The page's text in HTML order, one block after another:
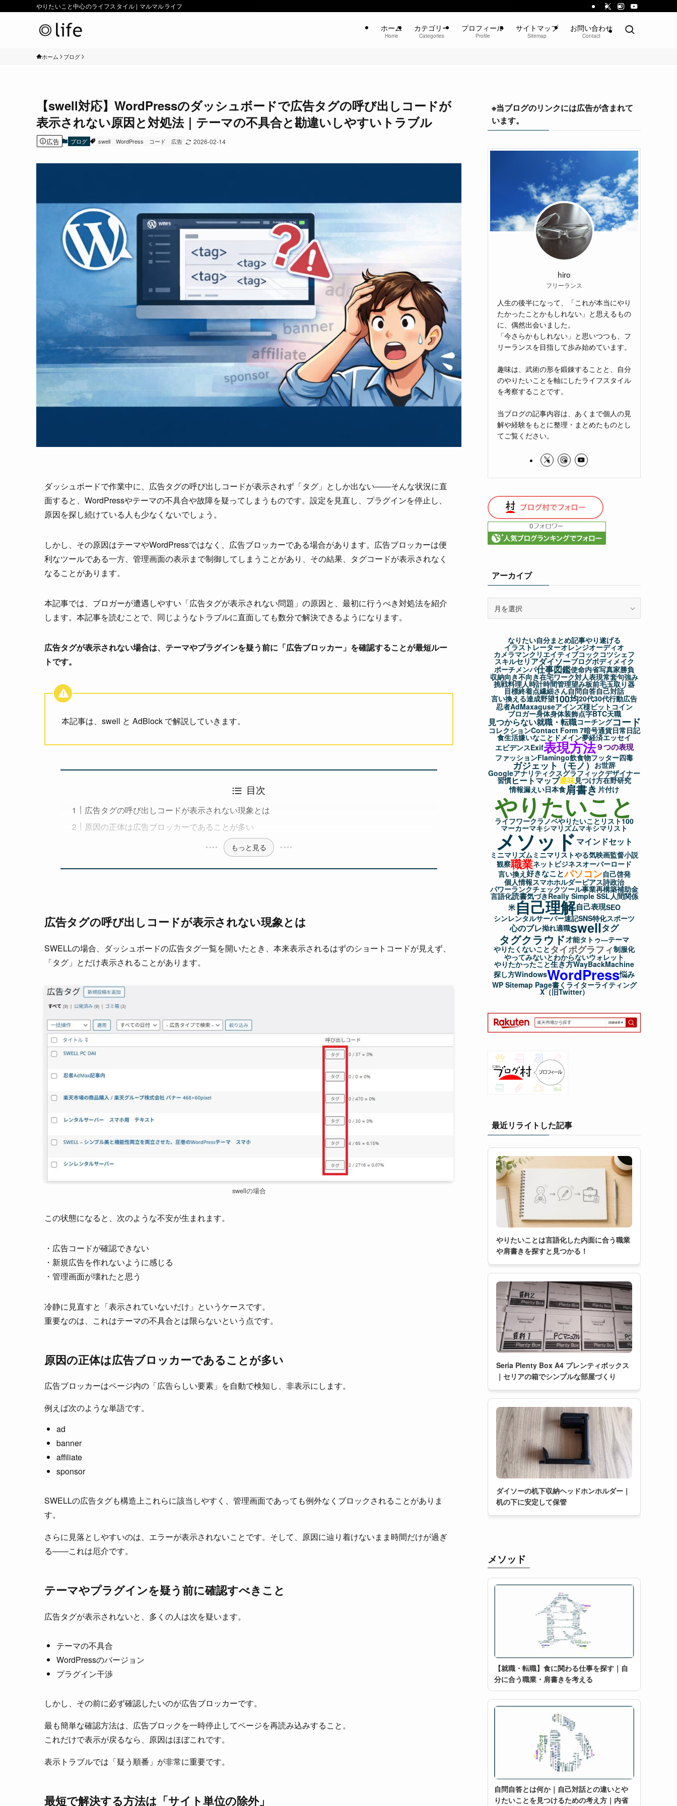
やりたいこと中心のライフスタイル | マルマルライフ
ホーム
Home
カテゴリー
Categories
プロフィール
Profile
サイトマップ
Sitemap
お問い合わせ
Contact
ホーム ブログ
【swell対応】WordPressのダッシュボードで広告タグの呼び出しコードが
表示されない原因と対処法｜テーマの不具合と勘違いしやすいトラブル
広告 ブログ swell WordPress コード 広告 2026-02-14
ダッシュボードで作業中に、広告タグの呼び出しコードが表示されず「タグ」としか出ない――そんな状況に直
面すると、WordPressやテーマの不具合や故障を疑ってしまうものです。設定を見直し、プラグインを停止し、
原因を探し続けている人も少なくないでしょう。
しかし、その原因はテーマやWordPressではなく、広告ブロッカーである場合があります。広告ブロッカーは便
利なツールである一方、管理画面の表示まで制御してしまうことがあり、その結果、タグコードが表示されなく
なることがあります。
本記事では、ブロガーが遭遇しやすい「広告タグが表示されない問題」の原因と、最初に行うべき対処法を紹介
します。本記事を読むことで、同じようなトラブルに直面しても数分で解決できるようになります。
広告タグが表示されない場合は、テーマやプラグインを疑う前に「広告ブロッカー」を確認することが最短ルー
トです。
本記事は、swell と AdBlock で解説していきます。
目次
広告タグの呼び出しコードが表示されない現象とは
原因の正体は広告ブロッカーであることが多い
もっと見る
広告タグの呼び出しコードが表示されない現象とは
SWELLの場合、ダッシュボードの広告タグ一覧を開いたとき、本来表示されるはずのショートコードが見えず、
「タグ」とだけ表示されることがあります。
swellの場合
この状態になると、次のような不安が生まれます。
・広告コードが確認できない
・新規広告を作れないように感じる
・管理画面が壊れたと思う
冷静に見直すと「表示されていないだけ」というケースです。
重要なのは、これはテーマの不具合とは限らないという点です。
原因の正体は広告ブロッカーであることが多い
広告ブロッカーはページ内の「広告らしい要素」を自動で検知し、非表示にします。
例えば次のような単語です。
ad
banner
affiliate
sponsor
SWELLの広告タグも構造上これらに該当しやすく、管理画面であっても例外なくブロックされることがありま
す。
さらに見落としやすいのは、エラーが表示されないことです。そして、原因に辿り着けないまま時間だけが過ぎ
る――これは厄介です。
テーマやプラグインを疑う前に確認すべきこと
広告タグが表示されないと、多くの人は次を疑います。
テーマの不具合
WordPressのバージョン
プラグイン干渉
しかし、その前に必ず確認したいのが広告ブロッカーです。
最も簡単な確認方法は、広告ブロックを一時停止してページを再読み込みすること。
これだけで表示が戻るなら、原因はほぼこれです。
表示トラブルでは「疑う順番」が非常に重要です。
最短で解決する方法は「サイト単位の除外」
※当ブログのリンクには広告が含まれて
います。
hiro
フリーランス
人生の後半になって、「これが本当にやり
たかったことかもしれない」と思えるもの
に、偶然出会いました。
「今さらかもしれない」と思いつつも、フ
リーランスを目指して歩み始めています。
趣味は、武術の形を鍛錬することと、自分
のやりたいことを軸にしたライフスタイル
を考察することです。
当ブログの記事内容は、あくまで個人の見
解や経験をもとに整理・まとめたものとし
てご覧ください。
アーカイブ
なりたい自分まとめ記事やり遂げる
イラストレーターオレンジオーディオ
カメラマンクリエイティブコック コツシェフ
スキルセリアダイソーブログボディメイク
ポーチメンパ仕事図鑑使命内省写真家勝負
収納向き不向き在宅ワーク対人表現常套句強み
挑戦料理人時計時間管理望み板前毛玉取り器
目標終着点繊細さん自問自答自己対話
言い換える達成野望100均20代30代行動広告
忍者AdMaxaguseアインズ様ビットコイン
ブロガー身体身体装飾点字BTC天職
見つからない就職・転職コーチングコード
コレクションContact Form 7暗号通貨日常日記
食生活嫌いなこと ドメイン夢経済エッセイ
エビデンスExif表現方法９つの表現
ファッションFlamingo飲食物フッター四毒
ガジェット（モノ）お世辞
Googleアナリティクスグラフィックデザイナー
習慣ヒートマップ趣味見つけ方在野研究
情報漏えい日本食肩書き片付け
やりたいこと
ライフワークラノベやりたいことリスト100
マーカーマキシマリズムマキシマリスト
メソッド マインドセット
ミニマリズム ミニマリストやる気映画監督小説
観察職業ネットビジネスオーバーロード
言い換え 好きなことパソコン自己啓発
個人情報スマホホルダーピアス詩政治
パワーランクチェックツール事業再構築補助金
言語化読書気づきReally Simple SSL人間関係
米自己理解自己表現SEO
シンレンタルサーバー速記SNS特化スポーツ
心のブレ拗れ適職swellタグ
タグクラウド才能タトゥ―テーマ
やりたくないこと タイポグラフィ制服化
やってみないとわからないウォレット
やりたかったこと生き方WayBackMachine
探し方WindowsWordPress悩み
WP Sitemap Page書く ライターライティング
X（旧Twitter）
最近リライトした記事
やりたいことは言語化した内面に合う職業
や肩書きを探すと見つかる！
Seria Plenty Box A4 プレンティボックス
｜セリアの箱でシンプルな部屋づくり
ダイソーの机下収納ヘッドホンホルダー｜
机の下に安定して保管
メソッド
【就職・転職】食に関わる仕事を探す｜自
分に合う職業・肩書きを考える
自問自答とは何か｜自己対話との違いとや
りたいことを見つけるための考え方｜内省